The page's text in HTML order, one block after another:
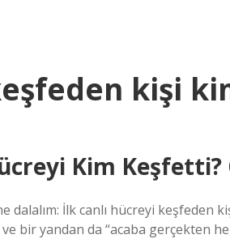
kişi
Kim
dalalım: İlk canlı hücreyi keşfeden
bir yandan da “acaba gerçekten